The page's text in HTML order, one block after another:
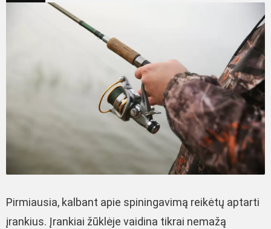
Pirmiausia, kalbant apie spiningavimą reikėtų aptarti
įrankius. Įrankiai žūklėje vaidina tikrai nemažą